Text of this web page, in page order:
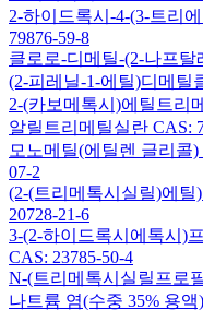
2-하이드록시-4-(3-트리
79876-59-8
클로로-디메틸-(2-나프탈
(2-피레닐-1-에틸)디메틸
2-(카보메톡시)에틸트리
알릴트리메틸실란 CAS:
모노메틸(에틸렌 글리콜
07-2
(2-(트리메톡시실릴)에틸
20728-21-6
3-(2-하이드록시에톡시)
CAS: 23785-50-4
N-(트리메톡시실릴프로
나트륨 염(수중 35% 용액